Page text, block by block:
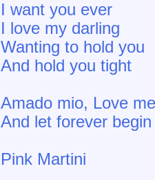
I want you ever
I love my darling
Wanting to hold you
And hold you tight
Amado mio, Love
And let forever
Pink Martini